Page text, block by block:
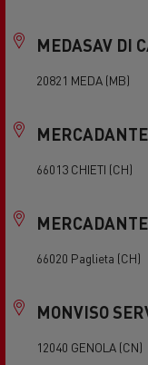
MEDASAV DI
20821 MEDA (MB)
66013 CHIETI (CH)
66020 Paglieta (CH)
MONVISO
12040 GENOLA (CN)